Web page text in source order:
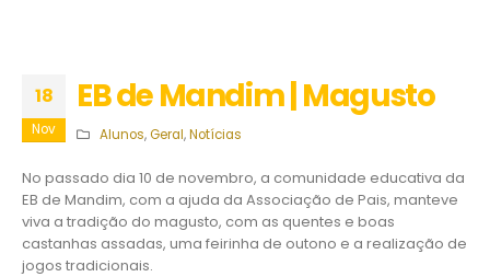
18
Nov
EB de Mandim | Magusto
Alunos,Geral,Notícias
No passado dia 10 de novembro, a comunidade educativa da
EB de Mandim, com a ajuda da Associação de Pais, manteve
viva a tradição do magusto, com as quentes e boas
castanhas assadas, uma feirinha de outono e a realização de
jogos tradicionais.